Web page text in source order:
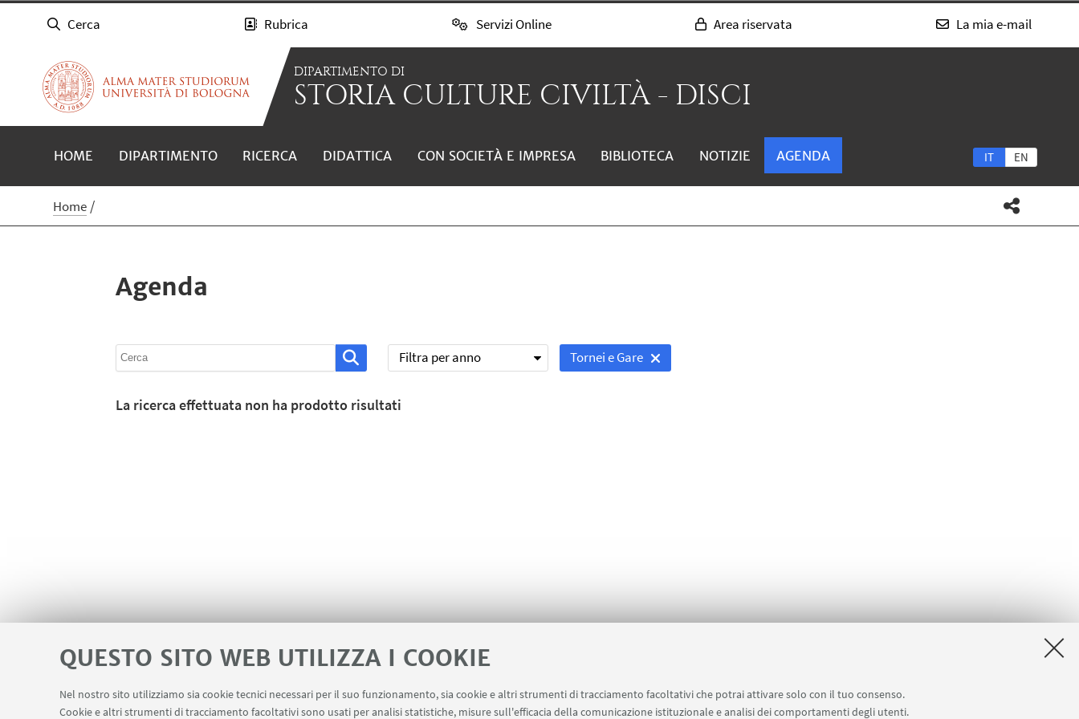
QUESTO SITO WEB UTILIZZA I COOKIE
Nel nostro sito utilizziamo sia cookie tecnici necessari per il suo funzionamento, sia cookie e altri strumenti di tracciamento facoltativi che potrai attivare solo con il tuo consenso.
Cookie e altri strumenti di tracciamento facoltativi sono usati per analisi statistiche, misure sull'efficacia della comunicazione istituzionale e analisi dei comportamenti degli utenti.
Cerca Rubrica Servizi Online Area riservata La mia e-mail
DIPARTIMENTO DI
STORIA CULTURE CIVILTÀ - DISCI
IT EN
HOME DIPARTIMENTO RICERCA DIDATTICA CON SOCIETÀ E IMPRESA BIBLIOTECA NOTIZIE AGENDA
Home
Agenda
Filtra per anno Tornei e Gare
La ricerca effettuata non ha prodotto risultati
LINK UTILI Area riservata Contatti Carta dei servizi